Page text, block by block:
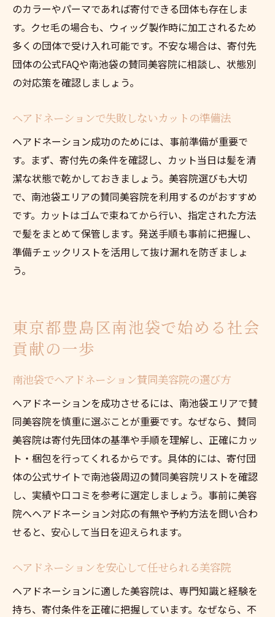
のカラーやパーマであれば寄付できる団体も存在しま
す。クセ毛の場合も、ウィッグ製作時に加工されるため
多くの団体で受け入れ可能です。不安な場合は、寄付先
団体の公式FAQや南池袋の賛同美容院に相談し、状態別
の対応策を確認しましょう。
ヘアドネーションで失敗しないカットの準備法
ヘアドネーション成功のためには、事前準備が重要で
す。まず、寄付先の条件を確認し、カット当日は髪を清
潔な状態で乾かしておきましょう。美容院選びも大切
で、南池袋エリアの賛同美容院を利用するのがおすすめ
です。カットはゴムで束ねてから行い、指定された方法
で髪をまとめて保管します。発送手順も事前に把握し、
準備チェックリストを活用して抜け漏れを防ぎましょ
う。
東京都豊島区南池袋で始める社会
貢献の一歩
南池袋でヘアドネーション賛同美容院の選び方
ヘアドネーションを成功させるには、南池袋エリアで賛
同美容院を慎重に選ぶことが重要です。なぜなら、賛同
美容院は寄付先団体の基準や手順を理解し、正確にカッ
ト・梱包を行ってくれるからです。具体的には、寄付団
体の公式サイトで南池袋周辺の賛同美容院リストを確認
し、実績や口コミを参考に選定しましょう。事前に美容
院へヘアドネーション対応の有無や予約方法を問い合わ
せると、安心して当日を迎えられます。
ヘアドネーションを安心して任せられる美容院
ヘアドネーションに適した美容院は、専門知識と経験を
持ち、寄付条件を正確に把握しています。なぜなら、不